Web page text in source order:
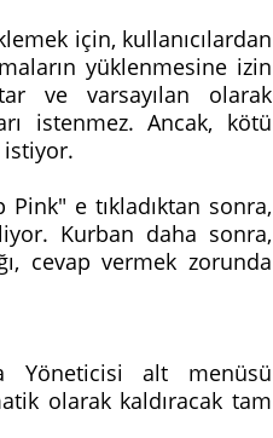
için, kullanıcılardan
yüklenmesine izin
ve varsayılan olarak
istenmez. Ancak, kötü
istiyor.
Pink" e tıkladıktan sonra,
Kurban daha sonra,
cevap vermek zorunda
Yöneticisi alt menüsü
olarak kaldıracak tam